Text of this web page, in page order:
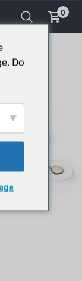
0
Do